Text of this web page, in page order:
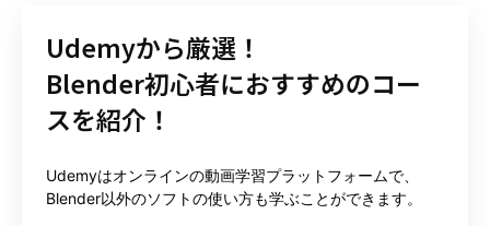
Udemyから厳選！
Blender初心者におすすめのコー
スを紹介！
Udemyはオンラインの動画学習プラットフォームで、
Blender以外のソフトの使い方も学ぶことができます。